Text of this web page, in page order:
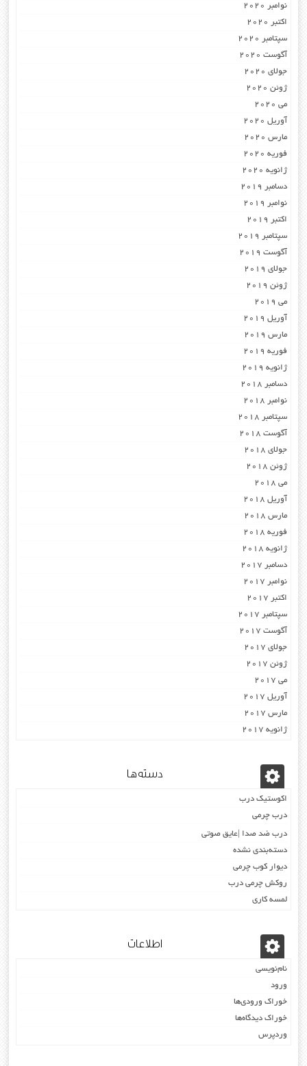
نوامبر 2020
اکتبر 2020
سپتامبر 2020
آگوست 2020
جولای 2020
ژوئن 2020
می 2020
آوریل 2020
مارس 2020
فوریه 2020
ژانویه 2020
دسامبر 2019
نوامبر 2019
اکتبر 2019
سپتامبر 2019
آگوست 2019
جولای 2019
ژوئن 2019
می 2019
آوریل 2019
مارس 2019
فوریه 2019
ژانویه 2019
دسامبر 2018
نوامبر 2018
سپتامبر 2018
آگوست 2018
جولای 2018
ژوئن 2018
می 2018
آوریل 2018
مارس 2018
فوریه 2018
ژانویه 2018
دسامبر 2017
نوامبر 2017
اکتبر 2017
سپتامبر 2017
آگوست 2017
جولای 2017
ژوئن 2017
می 2017
آوریل 2017
مارس 2017
ژانویه 2017
دسته‌ها
اکوستیک درب
درب چرمی
درب ضد صدا |عایق صوتی
دسته‌بندی نشده
دیوار کوب چرمی
روکش چرمی درب
لمسه کاری
اطلاعات
نام‌نویسی
ورود
خوراک ورودی‌ها
خوراک دیدگاه‌ها
وردپرس